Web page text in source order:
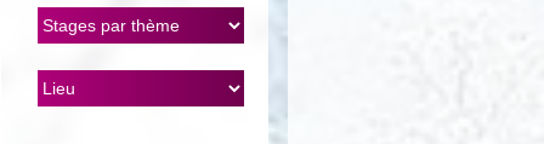
>